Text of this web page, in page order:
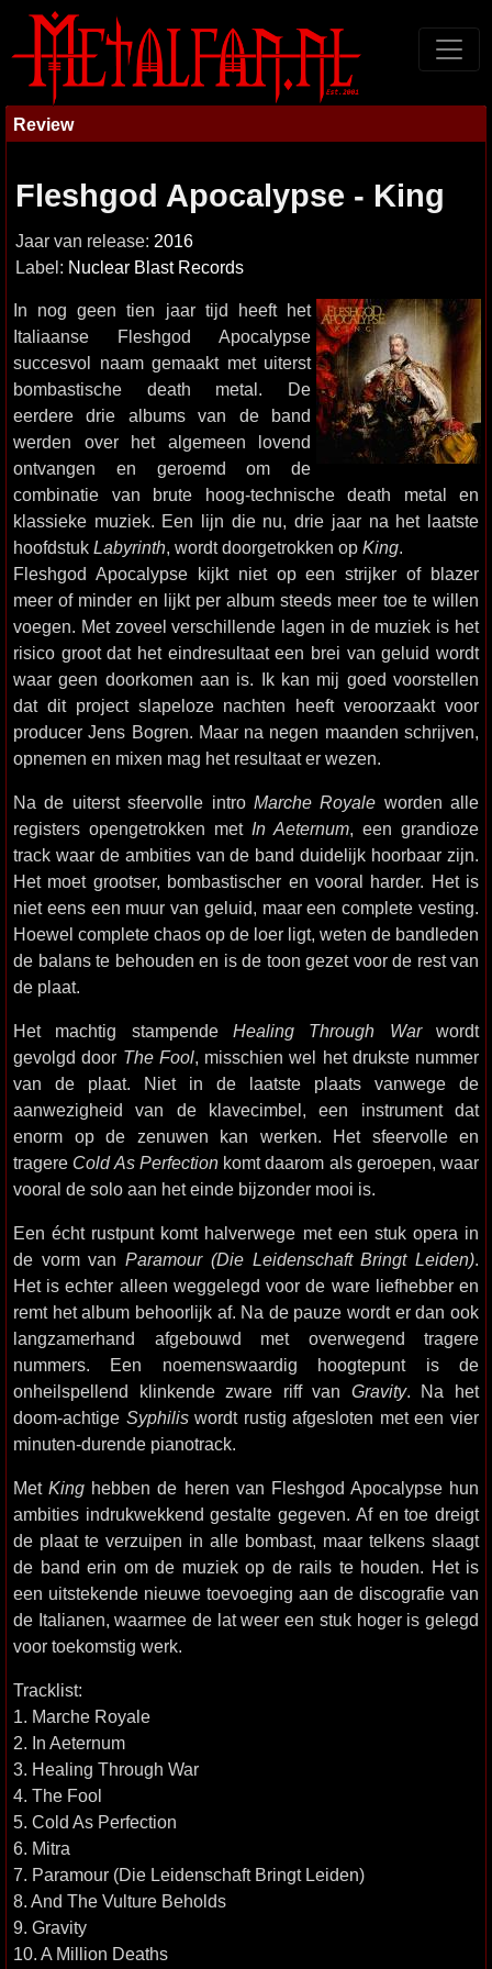
Review
Fleshgod Apocalypse - King
Jaar van release: 2016
Label: Nuclear Blast Records
In nog geen tien jaar tijd heeft het
Italiaanse Fleshgod Apocalypse
succesvol naam gemaakt met uiterst
bombastische death metal. De
eerdere drie albums van de band
werden over het algemeen lovend
ontvangen en geroemd om de
combinatie van brute hoog-technische death metal en
klassieke muziek. Een lijn die nu, drie jaar na het laatste
hoofdstuk Labyrinth, wordt doorgetrokken op King.
Fleshgod Apocalypse kijkt niet op een strijker of blazer
meer of minder en lijkt per album steeds meer toe te willen
voegen. Met zoveel verschillende lagen in de muziek is het
risico groot dat het eindresultaat een brei van geluid wordt
waar geen doorkomen aan is. Ik kan mij goed voorstellen
dat dit project slapeloze nachten heeft veroorzaakt voor
producer Jens Bogren. Maar na negen maanden schrijven,
opnemen en mixen mag het resultaat er wezen.
Na de uiterst sfeervolle intro Marche Royale worden alle
registers opengetrokken met In Aeternum, een grandioze
track waar de ambities van de band duidelijk hoorbaar zijn.
Het moet grootser, bombastischer en vooral harder. Het is
niet eens een muur van geluid, maar een complete vesting.
Hoewel complete chaos op de loer ligt, weten de bandleden
de balans te behouden en is de toon gezet voor de rest van
de plaat.
Het machtig stampende Healing Through Warwordt
gevolgd door The Fool, misschien wel het drukste nummer
van de plaat. Niet in de laatste plaats vanwege de
aanwezigheid van de klavecimbel, een instrument dat
enorm op de zenuwen kan werken. Het sfeervolle en
tragere Cold As Perfectionkomt daarom als geroepen, waar
vooral de solo aan het einde bijzonder mooi is.
Een écht rustpunt komt halverwege met een stuk opera in
de vorm vanParamour (Die Leidenschaft Bringt Leiden).
Het is echter alleen weggelegd voor de ware liefhebber en
remt het album behoorlijk af. Na de pauze wordt er dan ook
langzamerhand afgebouwd met overwegend tragere
nummers. Een noemenswaardig hoogtepunt is de
onheilspellend klinkende zware riff van Gravity. Na het
doom-achtige Syphiliswordt rustig afgesloten met een vier
minuten-durende pianotrack.
MetKing hebben de heren van Fleshgod Apocalypse hun
ambities indrukwekkend gestalte gegeven. Af en toe dreigt
de plaat te verzuipen in alle bombast, maar telkens slaagt
de band erin om de muziek op de rails te houden. Het is
een uitstekende nieuwe toevoeging aan de discografie van
de Italianen, waarmee de lat weer een stuk hoger is gelegd
voor toekomstig werk.
Tracklist:
1. Marche Royale
2. In Aeternum
3. Healing Through War
4. The Fool
5. Cold As Perfection
6. Mitra
7. Paramour (Die Leidenschaft Bringt Leiden)
8. And The Vulture Beholds
9. Gravity
10. A Million Deaths